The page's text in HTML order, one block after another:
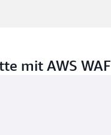
mit AWS WAF